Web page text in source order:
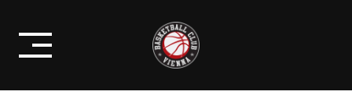
contentGUNNERS GEWINNEN IN WIEN.